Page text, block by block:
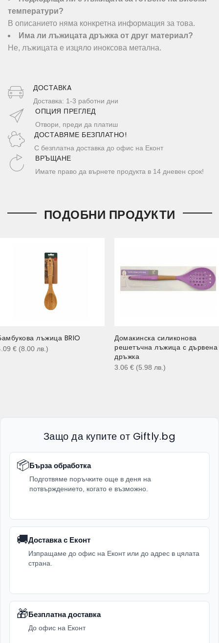
температури?
В описанието няма конкретна информация за това.
Има ли лъжицата дръжка от друг материал?
Не, лъжицата е изцяло иноксова метална.
ДОСТАВКA
Доставка: 1-3 работни дни
ОПЦИЯ ПРЕГЛЕД
Отвори, преди да платиш
ДОСТАВЯМЕ БЕЗПЛАТНО!
С безплатна доставка до офис на Еконт
ВРЪЩАНЕ
Имате право да върнете продукта в 14 дневен срок!
ПОДОБНИ ПРОДУКТИ
лъжица BRIO
€ (8.00 лв. )
Домакинска силиконова
решетъчна лъжица с дървена
дръжка
3.06 € (5.98 лв. )
Защо да купите от Giftly.bg
📦Бърза обработка
Подготвяме поръчките още в деня на
потвърждението, когато е възможно.
🚚Доставка с Еконт
Изпращаме до офис на Еконт или до адрес в цялата
страна.
🎁Безплатна доставка
До офис на Еконт